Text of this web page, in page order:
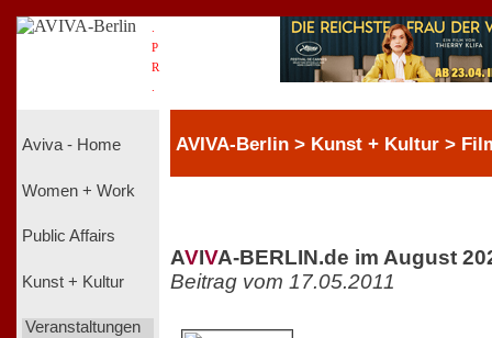
P
R
Aviva - Home
Women + Work
Public Affairs
Kunst + Kultur
Veranstaltungen
AVIVA-Berlin > Kunst + Kultur >
AVIVA-BERLIN.de im August
Beitrag vom 17.05.2011